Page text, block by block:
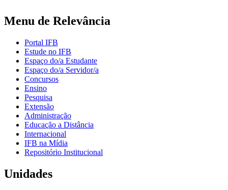
Menu de Relevância
Portal IFB
Estude no IFB
Espaço do/a Estudante
Espaço do/a Servidor/a
Concursos
Ensino
Pesquisa
Extensão
Administração
Educação a Distância
Internacional
IFB na Mídia
Repositório Institucional
Unidades